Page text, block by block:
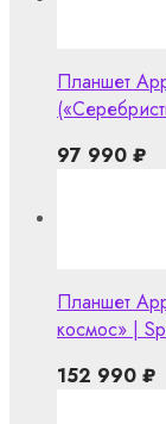
Планшет
97 990 ₽
Планшет
космос» |
152 990 ₽